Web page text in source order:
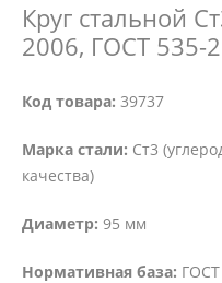
Круг стальной
2006, ГОСТ 535-
Код товара: 39737
Марка стали: Ст3
качества)
Диаметр: 95 мм
Нормативная база: